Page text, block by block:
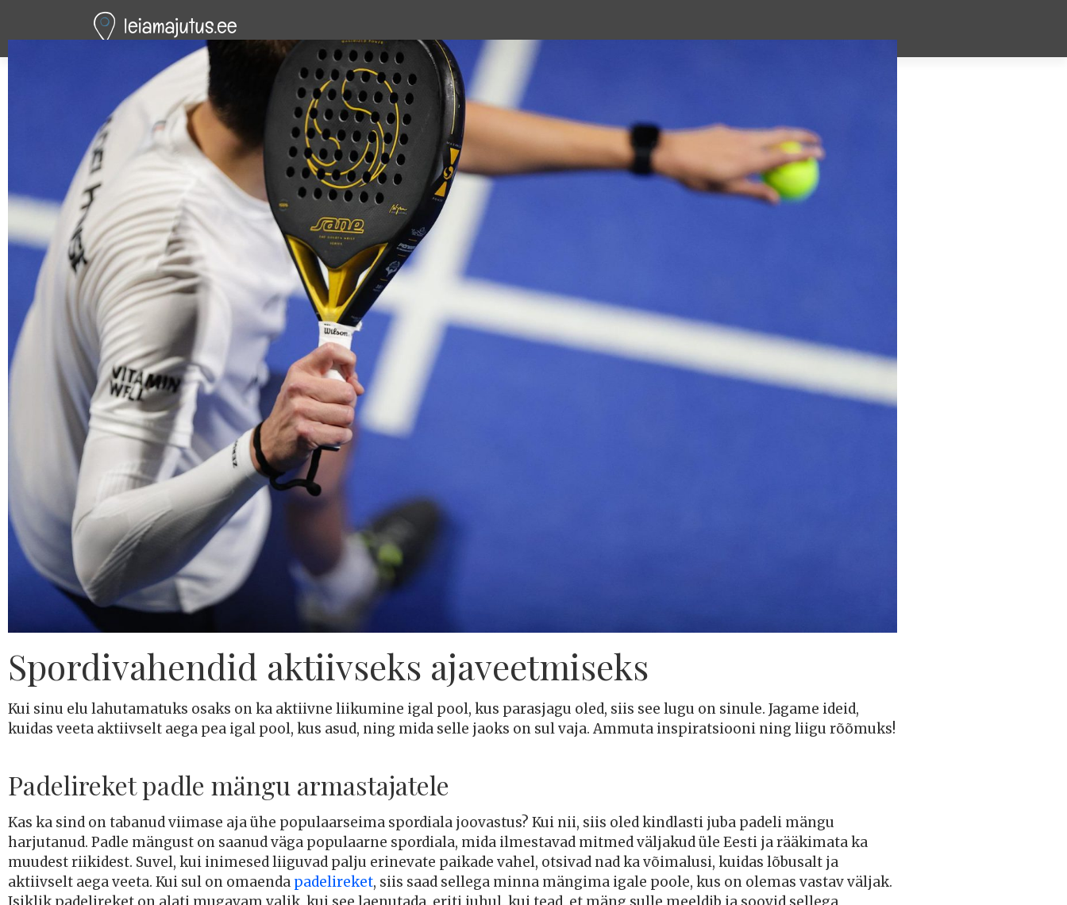
Spordivahendid aktiivseks ajaveetmiseks
Kui sinu elu lahutamatuks osaks on ka aktiivne liikumine igal pool, kus parasjagu oled, siis see lugu on sinule. Jagame ideid,
kuidas veeta aktiivselt aega pea igal pool, kus asud, ning mida selle jaoks on sul vaja. Ammuta inspiratsiooni ning liigu rõõmuks!
Padelireket padle mängu armastajatele
Kas ka sind on tabanud viimase aja ühe populaarseima spordiala joovastus? Kui nii, siis oled kindlasti juba padeli mängu
harjutanud. Padle mängust on saanud väga populaarne spordiala, mida ilmestavad mitmed väljakud üle Eesti ja rääkimata ka
muudest riikidest. Suvel, kui inimesed liiguvad palju erinevate paikade vahel, otsivad nad ka võimalusi, kuidas lõbusalt ja
aktiivselt aega veeta. Kui sul on omaenda padelireket, siis saad sellega minna mängima igale poole, kus on olemas vastav väljak.